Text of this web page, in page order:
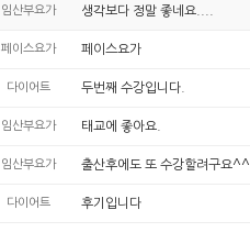
임산부요가 생각보다 정말 좋네요....
페이스요가 페이스요가
다이어트 두번째 수강입니다.
임산부요가 태교에 좋아요.
임산부요가 출산후에도 또 수강할려구요^^
다이어트 후기입니다